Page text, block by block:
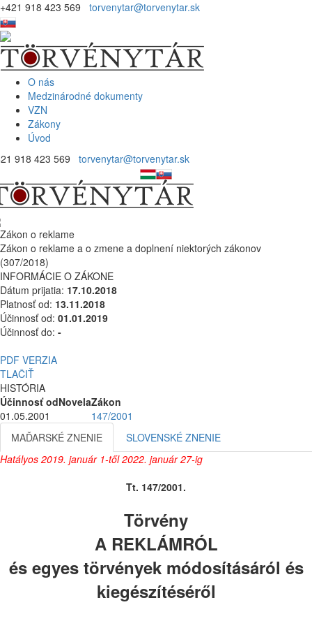
+421 918 423 569 torvenytar@torvenytar.sk
O nás
Medzinárodné dokumenty
VZN
Zákony
Úvod
918 423 569 torvenytar@torvenytar.sk
Zákon o reklame
Zákon o reklame a o zmene a doplnení niektorých zákonov
(307/2018)
INFORMÁCIE O ZÁKONE
Dátum prijatia: 17.10.2018
Platnosť od: 13.11.2018
Účinnosť od: 01.01.2019
Účinnosť do: -
PDF VERZIA
TLAČIŤ
HISTÓRIA
Účinnosť odNovelaZákon
01.05.2001
147/2001
MAĎARSKÉ ZNENIE
SLOVENSKÉ ZNENIE
Hatályos 2019. január 1-től 2022. január 27-ig
Tt. 147/2001.
Törvény
A REKLÁMRÓL
és egyes törvények módosításáról és
kiegészítéséről